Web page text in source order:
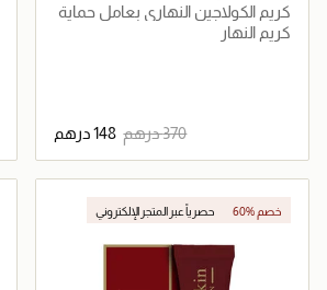
كريم الكولاجين النهاري بعامل حماية
من الشمس 50
كريم النهار
⁦370⁩ درهم
جاري تحميل التفاصيل
60% خصم حصرياً عبر المتجر الإلكتروني